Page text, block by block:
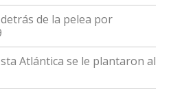
de la pelea por
Atlántica se le plantaron al